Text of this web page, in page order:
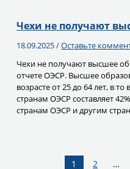
Чехи не получают
18.09.2025/Оставьте
Чехи не получают высшее
отчете ОЭСР. Высшее
возрасте от 25 до 64 лет, в
странам ОЭСР составляет
странам ОЭСР и другим
1 2 …